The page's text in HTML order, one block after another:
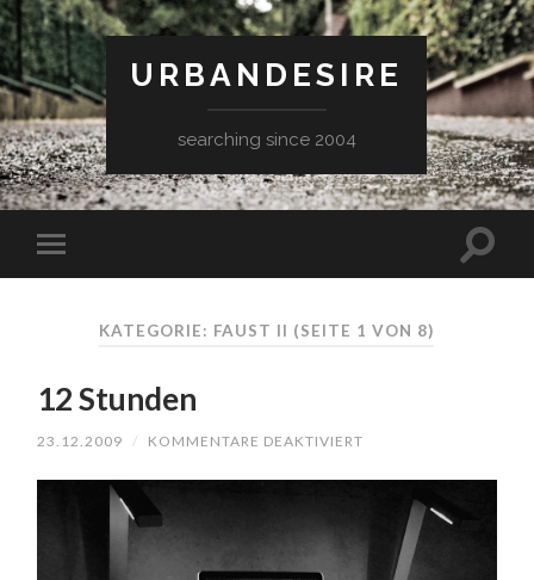
URBANDESIRE
searching since 2004
KATEGORIE: FAUST II (SEITE 1 VON 8)
12 Stunden
23.12.2009 / KOMMENTARE DEAKTIVIERT
STUNDEN